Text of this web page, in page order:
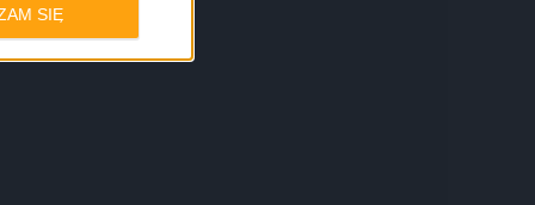
SIĘ